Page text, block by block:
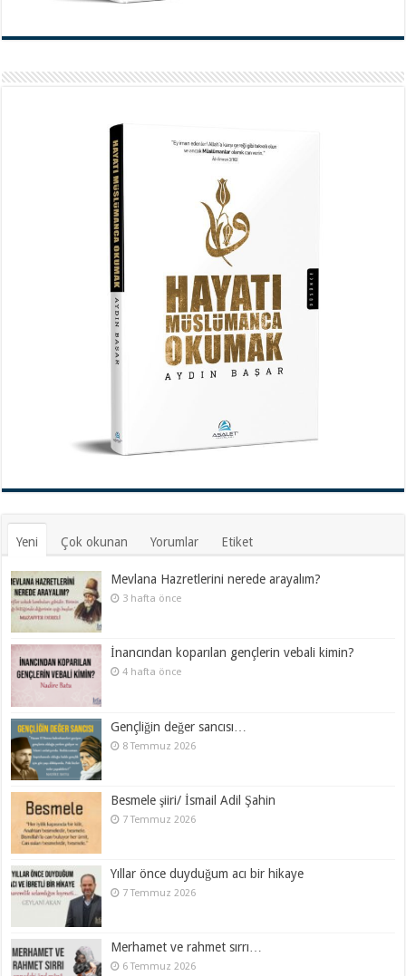
Yeni Çok okunan Yorumlar Etiket
Mevlana Hazretlerini nerede arayalım?
3 hafta önce
İnancından koparılan gençlerin vebali kimin?
4 hafta önce
Gençliğin değer sancısı…
8 Temmuz 2026
Besmele şiiri/ İsmail Adil Şahin
7 Temmuz 2026
Yıllar önce duyduğum acı bir hikaye
7 Temmuz 2026
Merhamet ve rahmet sırrı…
6 Temmuz 2026